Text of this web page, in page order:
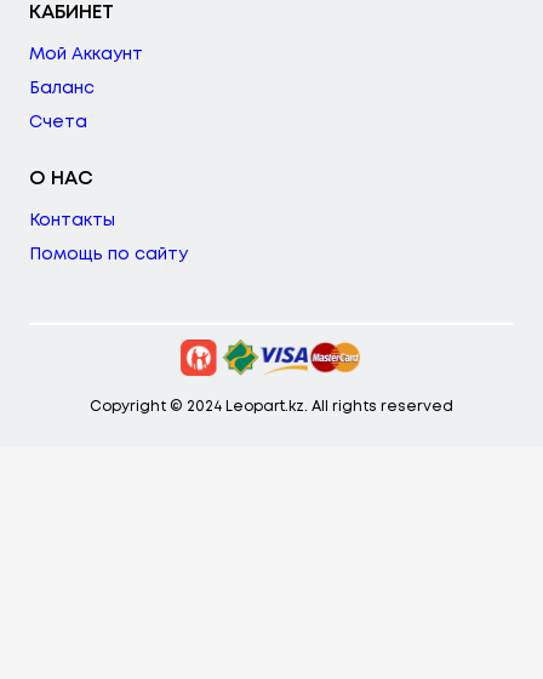
КАБИНЕТ
Мой Аккаунт
Баланс
Счета
О НАС
Контакты
Помощь по сайту
Copyright © 2024 Leopart.kz. All rights reserved